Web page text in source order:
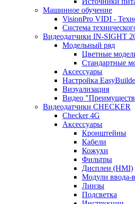
Машинное обучение
VisionPro VIDI -
Cистема
Видеодатчики IN-SIGHT
Модельный ряд
Цветные
Стандартные
Аксессуары
Настройка
Визуализация
Видео
Видеодатчики CHECKER
Checker 4G
Аксессуары
Кронштейны
Кабели
Кожухи
Фильтры
Дисплеи (HMI)
Модули ввода-
Линзы
Подсветка